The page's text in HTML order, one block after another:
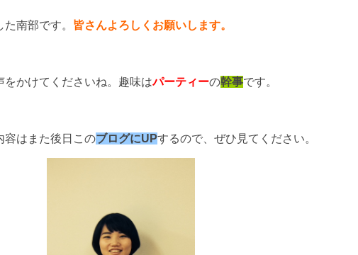
南部です。 皆さんよろしくお願いします。
をかけてくださいね。趣味はパーティーの幹事です。
容はまた後日このブログにUPするので、ぜひ見てください。